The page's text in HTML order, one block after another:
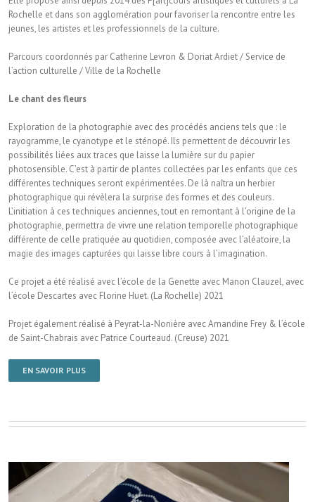
Rochelle et dans son agglomération pour favoriser la rencontre entre les
jeunes, les artistes et les professionnels de la culture.
Parcours coordonnés par Catherine Levron & Doriat Ardiet / Service de
l’action culturelle / Ville de la Rochelle
Le chant des fleurs
Exploration de la photographie avec des procédés anciens tels que : le
rayogramme, le cyanotype et le sténopé. Ils permettent de découvrir les
possibilités liées aux traces que laisse la lumière sur du papier
photosensible. C’est à partir de plantes collectées par les enfants que ces
différentes techniques seront expérimentées. De là naîtra un herbier
photographique qui révèlera la surprise des formes et des couleurs.
L’initiation à ces techniques anciennes, tout en remontant à l’origine de la
photographie, permettra de vivre une relation temporelle photographique
différente de celle pratiquée au quotidien, composée avec l’aléatoire, la
magie des images capturées qui laisse libre cours à l’imagination.
Ce projet a été réalisé avec l’école de la Genette avec Manon Clauzel, avec
l’école Descartes avec Florine Huet. (La Rochelle) 2021
Projet également réalisé à Peyrat-la-Nonière avec Amandine Frey & l’école
de Saint-Chabrais avec Patrice Courteaud. (Creuse) 2021
EN SAVOIR PLUS